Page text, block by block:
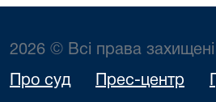
2026 © Всі права захищені
Про суд Прес-центр